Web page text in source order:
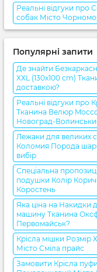
Реальні відгуки про
собак Місто
Популярні запити
Де знайти
XXL (130x100 cm)
доставкою?
Реальні відгуки про
Тканина Велюр
Новоград-
Лежаки для великих
Коломия Порода
вибір
Спеціальна
подушки Колір
Коростень
Яка ціна на Накидки
машину Тканина
Первомайськ?
Крісла мішки Розмір
Місто Сміла прайс
Замовити Крісла